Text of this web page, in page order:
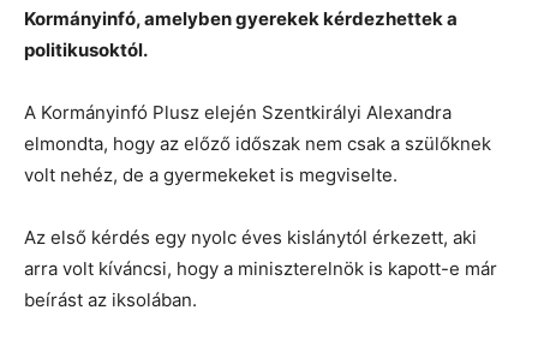
Kormányinfó, amelyben gyerekek kérdezhettek a
politikusoktól.
A Kormányinfó Plusz elején Szentkirályi Alexandra
elmondta, hogy az előző időszak nem csak a szülőknek
volt nehéz, de a gyermekeket is megviselte.
Az első kérdés egy nyolc éves kislánytól érkezett, aki
arra volt kíváncsi, hogy a miniszterelnök is kapott-e már
beírást az iksolában.